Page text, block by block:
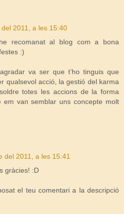
2011, a les 15:40
recomanat al blog com a bona
:)
va ser que t’ho tinguis que
qualsevol acció, la gestió del karma
totes les accions de la forma
em van semblar uns concepte molt
del 2011, a les 15:41
gràcies! :D
el teu comentari a la descripció